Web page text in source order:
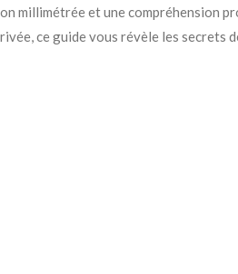
millimétrée et une compréhension
ce guide vous révèle les secrets